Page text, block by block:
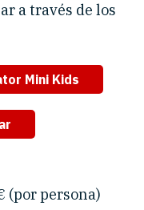
a través de los
Mini Kids
(por persona)